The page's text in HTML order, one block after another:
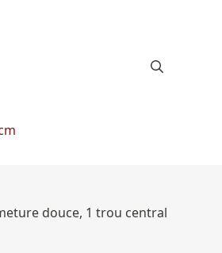
douce, 1 trou central